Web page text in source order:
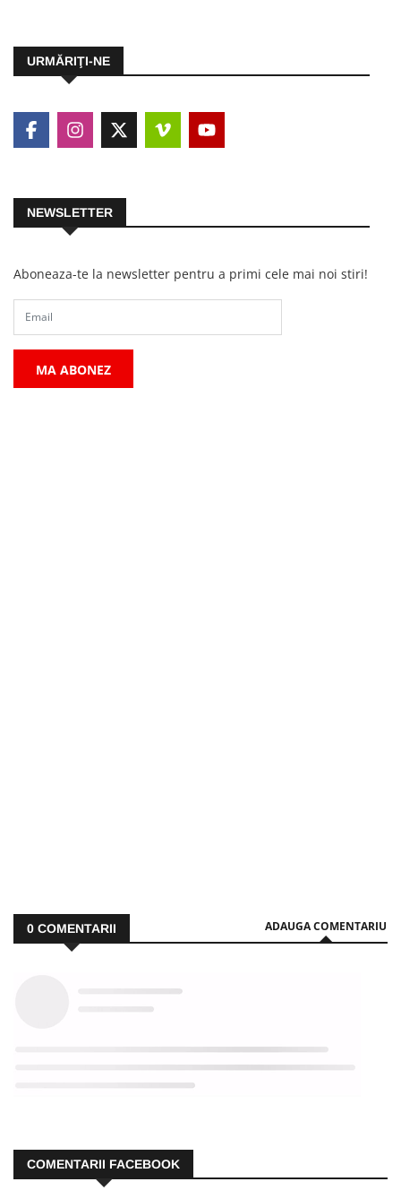
URMĂRIŢI-NE
NEWSLETTER
Aboneaza-te la newsletter pentru a primi cele mai noi stiri!
MA ABONEZ
0 COMENTARII ADAUGA COMENTARIU
COMENTARII FACEBOOK